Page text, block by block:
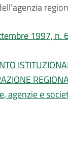
1997, n.
agenzie e